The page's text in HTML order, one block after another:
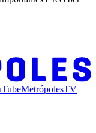
MetrópolesTV